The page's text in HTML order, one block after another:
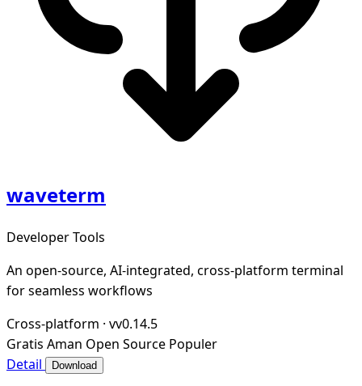
waveterm
Developer Tools
An open-source, AI-integrated, cross-platform terminal
for seamless workflows
Cross-platform · vv0.14.5
Gratis Aman Open Source Populer
Detail
Download